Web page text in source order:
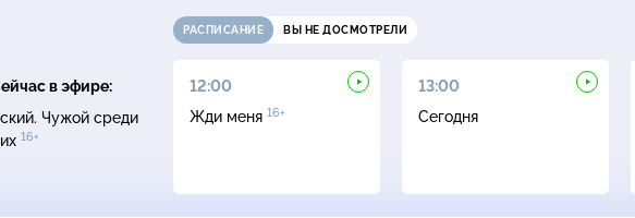
в эфире:
Чужой среди
16+
РАСПИСАНИЕ ВЫ НЕ ДОСМОТРЕЛИ
12:00
Жди меня 16+
13:00
Сегодня